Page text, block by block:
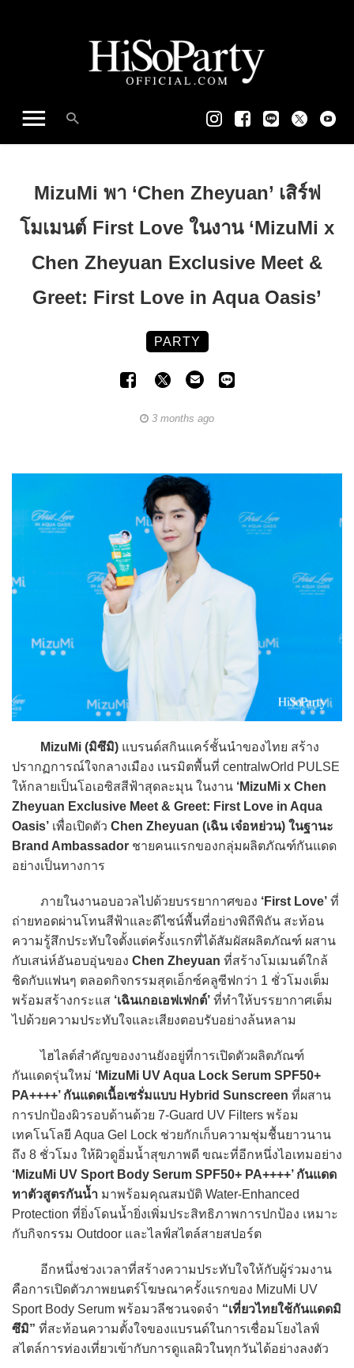
MizuMi พา ‘Chen Zheyuan’ เสิร์ฟ
โมเมนต์ First Love ในงาน ‘MizuMi x
Chen Zheyuan Exclusive Meet &
Greet: First Love in Aqua Oasis’
PARTY
3 months ago
MizuMi (มิซึมิ) แบรนด์สกินแคร์ชั้นนำของไทย สร้าง
ปรากฏการณ์ใจกลางเมือง เนรมิตพื้นที่ centralwOrld PULSE
ให้กลายเป็นโอเอซิสสีฟ้าสุดละมุน ในงาน ‘MizuMi x Chen
Zheyuan Exclusive Meet & Greet: First Love in Aqua
Oasis’ เพื่อเปิดตัว Chen Zheyuan (เฉิน เจ๋อหย่วน) ในฐานะ
Brand Ambassador ชายคนแรกของกลุ่มผลิตภัณฑ์กันแดด
อย่างเป็นทางการ
ภายในงานอบอวลไปด้วยบรรยากาศของ ‘First Love’ ที่
ถ่ายทอดผ่านโทนสีฟ้าและดีไซน์พื้นที่อย่างพิถีพิถัน สะท้อน
ความรู้สึกประทับใจตั้งแต่ครั้งแรกที่ได้สัมผัสผลิตภัณฑ์ ผสาน
กับเสน่ห์อันอบอุ่นของ Chen Zheyuan ที่สร้างโมเมนต์ใกล้
ชิดกับแฟนๆ ตลอดกิจกรรมสุดเอ็กซ์คลูซีฟกว่า 1 ชั่วโมงเต็ม
พร้อมสร้างกระแส ‘เฉินเกอเอฟเฟกต์’ ที่ทำให้บรรยากาศเต็ม
ไปด้วยความประทับใจและเสียงตอบรับอย่างล้นหลาม
ไฮไลต์สำคัญของงานยังอยู่ที่การเปิดตัวผลิตภัณฑ์
กันแดดรุ่นใหม่ ‘MizuMi UV Aqua Lock Serum SPF50+
PA++++’ กันแดดเนื้อเซรั่มแบบ Hybrid Sunscreen ที่ผสาน
การปกป้องผิวรอบด้านด้วย 7-Guard UV Filters พร้อม
เทคโนโลยี Aqua Gel Lock ช่วยกักเก็บความชุ่มชื้นยาวนาน
ถึง 8 ชั่วโมง ให้ผิวดูอิ่มน้ำสุขภาพดี ขณะที่อีกหนึ่งไอเทมอย่าง
‘MizuMi UV Sport Body Serum SPF50+ PA++++’ กันแดด
ทาตัวสูตรกันน้ำ มาพร้อมคุณสมบัติ Water-Enhanced
Protection ที่ยิ่งโดนน้ำยิ่งเพิ่มประสิทธิภาพการปกป้อง เหมาะ
กับกิจกรรม Outdoor และไลฟ์สไตล์สายสปอร์ต
อีกหนึ่งช่วงเวลาที่สร้างความประทับใจให้กับผู้ร่วมงาน
คือการเปิดตัวภาพยนตร์โฆษณาครั้งแรกของ MizuMi UV
Sport Body Serum พร้อมวลีชวนจดจำ “เที่ยวไทยใช้กันแดดมิ
ซึมิ” ที่สะท้อนความตั้งใจของแบรนด์ในการเชื่อมโยงไลฟ์
สไตล์การท่องเที่ยวเข้ากับการดูแลผิวในทุกวันได้อย่างลงตัว